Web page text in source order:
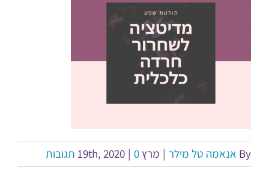
By אנאמה טל מילר | מרץ 19th, 2020 | 0 תגובות